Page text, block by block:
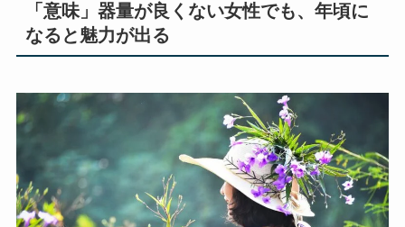
「意味」器量が良くない女性でも、年頃に
なると魅力が出る